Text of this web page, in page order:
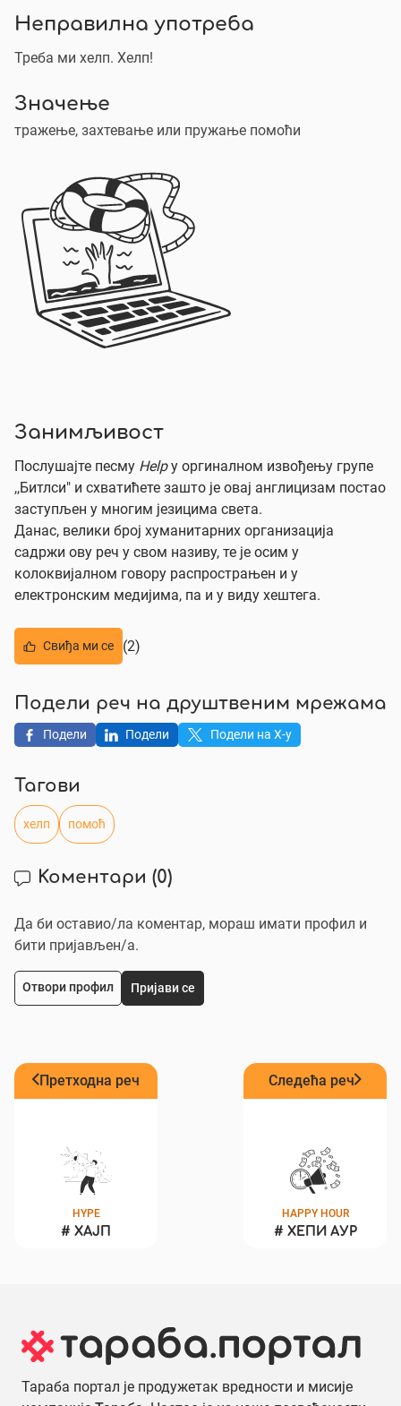
Неправилна употреба
Треба ми хелп. Хелп!
Значење
тражење, захтевање или пружање помоћи
Занимљивост
Послушајте песму Helpу оргиналном извођењу групе
,,Битлси" и схватићете зашто је овај англицизам постао
заступљен у многим језицима света.
Данас, велики број хуманитарних организација
садржи ову реч у свом називу, те је осим у
колоквијалном говору распрострањен и у
електронским медијима, па и у виду хештега.
Свиђа ми се (2)
Подели реч на друштвеним мрежама
Подели Подели Подели на X-у
Тагови
хелп помоћ
Коментари (0)
Да би оставио/ла коментар, мораш имати профил и
бити пријављен/a.
Отвори профил Пријави се
Претходна реч
HYPE
# ХАЈП
Следећа реч
HAPPY HOUR
# ХЕПИ АУР
Тараба портал је продужетак вредности и мисије